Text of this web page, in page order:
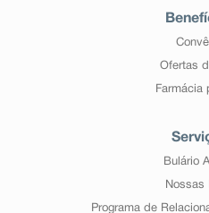
Ofertas
Farmácia
Bulário
Nossas
Programa de